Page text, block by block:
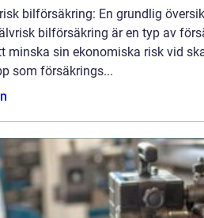
bilförsäkring: En grundlig
bilförsäkring är en typ av
minska sin ekonomiska risk vid
som försäkrings...